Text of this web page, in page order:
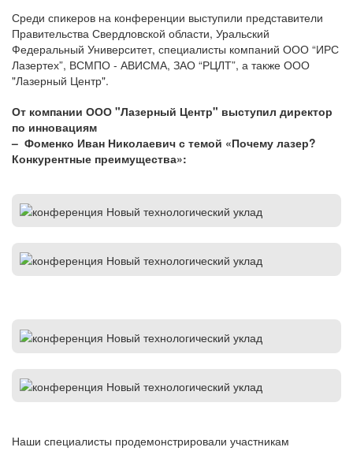
Среди спикеров на конференции выступили представители
Правительства Свердловской области, Уральский
Федеральный Университет, специалисты компаний ООО “ИРС
Лазертех”, ВСМПО - АВИСМА, ЗАО “РЦЛТ”, а также ООО
"Лазерный Центр".
От компании ООО "Лазерный Центр" выступил директор
по инновациям
– Фоменко Иван Николаевич с темой «Почему лазер?
Конкурентные преимущества»:
Наши специалисты продемонстрировали участникам